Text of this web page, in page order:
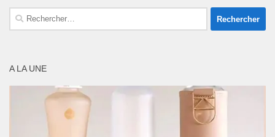
Rechercher :
A LA UNE